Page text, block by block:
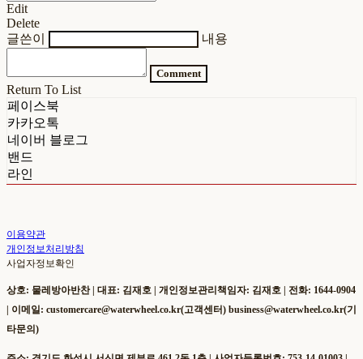
Edit
Delete
글쓴이
내용
Comment
Return To List
페이스북
카카오톡
네이버 블로그
밴드
라인
이용약관
개인정보처리방침
사업자정보확인
상호: 물레방아반찬 | 대표: 김재호 | 개인정보관리책임자: 김재호 | 전화: 1644-0904
| 이메일: customercare@waterwheel.co.kr(고객센터) business@waterwheel.co.kr(기
타문의)